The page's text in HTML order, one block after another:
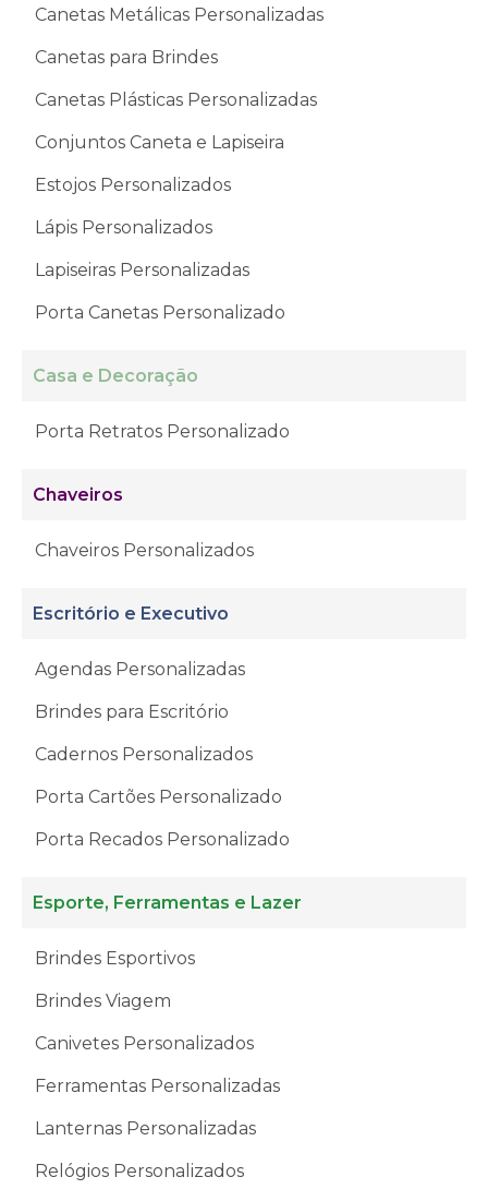
Canetas Metálicas Personalizadas
Canetas para Brindes
Canetas Plásticas Personalizadas
Conjuntos Caneta e Lapiseira
Estojos Personalizados
Lápis Personalizados
Lapiseiras Personalizadas
Porta Canetas Personalizado
Casa e Decoração
Porta Retratos Personalizado
Chaveiros
Chaveiros Personalizados
Escritório e Executivo
Agendas Personalizadas
Brindes para Escritório
Cadernos Personalizados
Porta Cartões Personalizado
Porta Recados Personalizado
Esporte, Ferramentas e Lazer
Brindes Esportivos
Brindes Viagem
Canivetes Personalizados
Ferramentas Personalizadas
Lanternas Personalizadas
Relógios Personalizados